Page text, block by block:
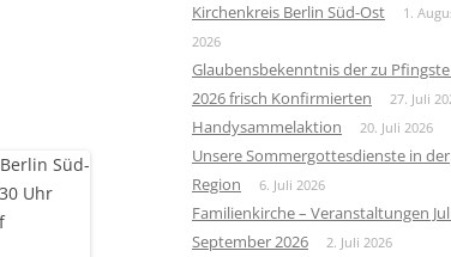
Kirchenkreis Berlin Süd-Ost
1.
2026
Glaubensbekenntnis der zu
2026 frisch Konfirmierten
27. Juli
Handysammelaktion 20. Juli 2026
Unsere Sommergottesdienste in der
Region
6. Juli 2026
Familienkirche – Veranstaltungen
September 2026
2. Juli 2026